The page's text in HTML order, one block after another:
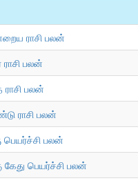
ராசி பலன்
ராசி பலன்
ராசி பலன்
ராசி பலன்
பெயர்ச்சி பலன்
கேது பெயர்ச்சி பலன்